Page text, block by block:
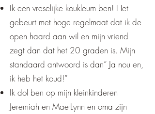
Ik een vreselijke koukleum ben! Het
gebeurt met hoge regelmaat dat ik de
open haard aan wil en mijn vriend
zegt dan dat het 20 graden is. Mijn
standaard antwoord is dan” Ja nou en,
ik heb het koud!”
Ik dol ben op mijn kleinkinderen
Jeremiah en Mae-Lynn en oma zijn